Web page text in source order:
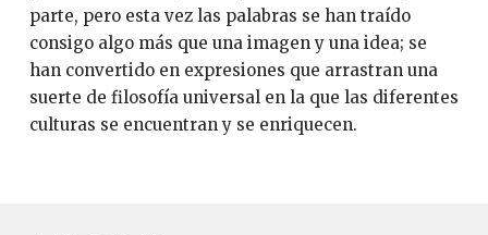
parte, pero esta vez las palabras se han traído
consigo algo más que una imagen y una idea; se
han convertido en expresiones que arrastran una
suerte de filosofía universal en la que las diferentes
culturas se encuentran y se enriquecen.